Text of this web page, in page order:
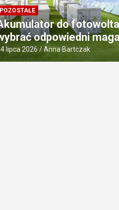
POZOSTAŁE
do
odpowiedni
lipca 2026 Anna Bartczak